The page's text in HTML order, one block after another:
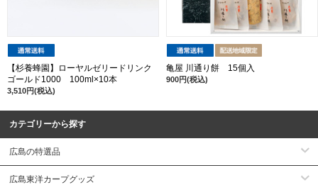
【杉養蜂園】ローヤルゼリードリンク
ゴールド1000 100ml×10本
3,510円(税込)
亀屋 川通り餅 15個入
900円(税込)
カテゴリーから探す
広島の特選品
広島東洋カープグッズ